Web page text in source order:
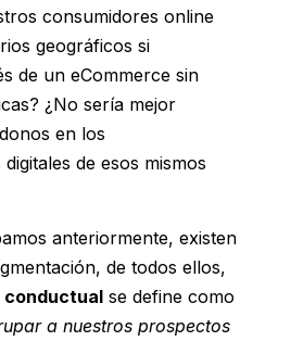
consumidores online
geográficos si
de un eCommerce sin
¿No sería mejor
en los
de esos mismos
anteriormente, existen
de todos ellos,
conductual se define como
a nuestros prospectos